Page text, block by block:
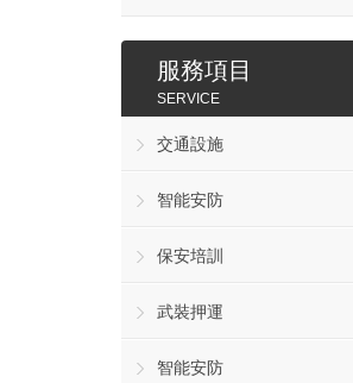
服務項目
SERVICE
交通設施
智能安防
保安培訓
武裝押運
智能安防